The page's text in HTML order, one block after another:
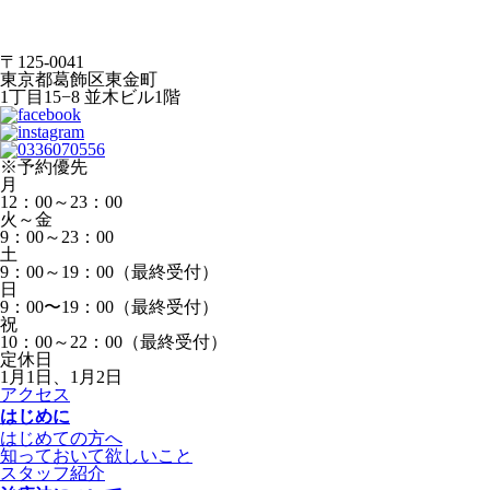
〒125-0041
東京都葛飾区東金町
1丁目15−8 並木ビル1階
※予約優先
月
12：00～23：00
火～金
9：00～23：00
土
9：00～19：00（最終受付）
日
9：00〜19：00（最終受付）
祝
10：00～22：00（最終受付）
定休日
1月1日、1月2日
アクセス
はじめに
はじめての方へ
知っておいて欲しいこと
スタッフ紹介